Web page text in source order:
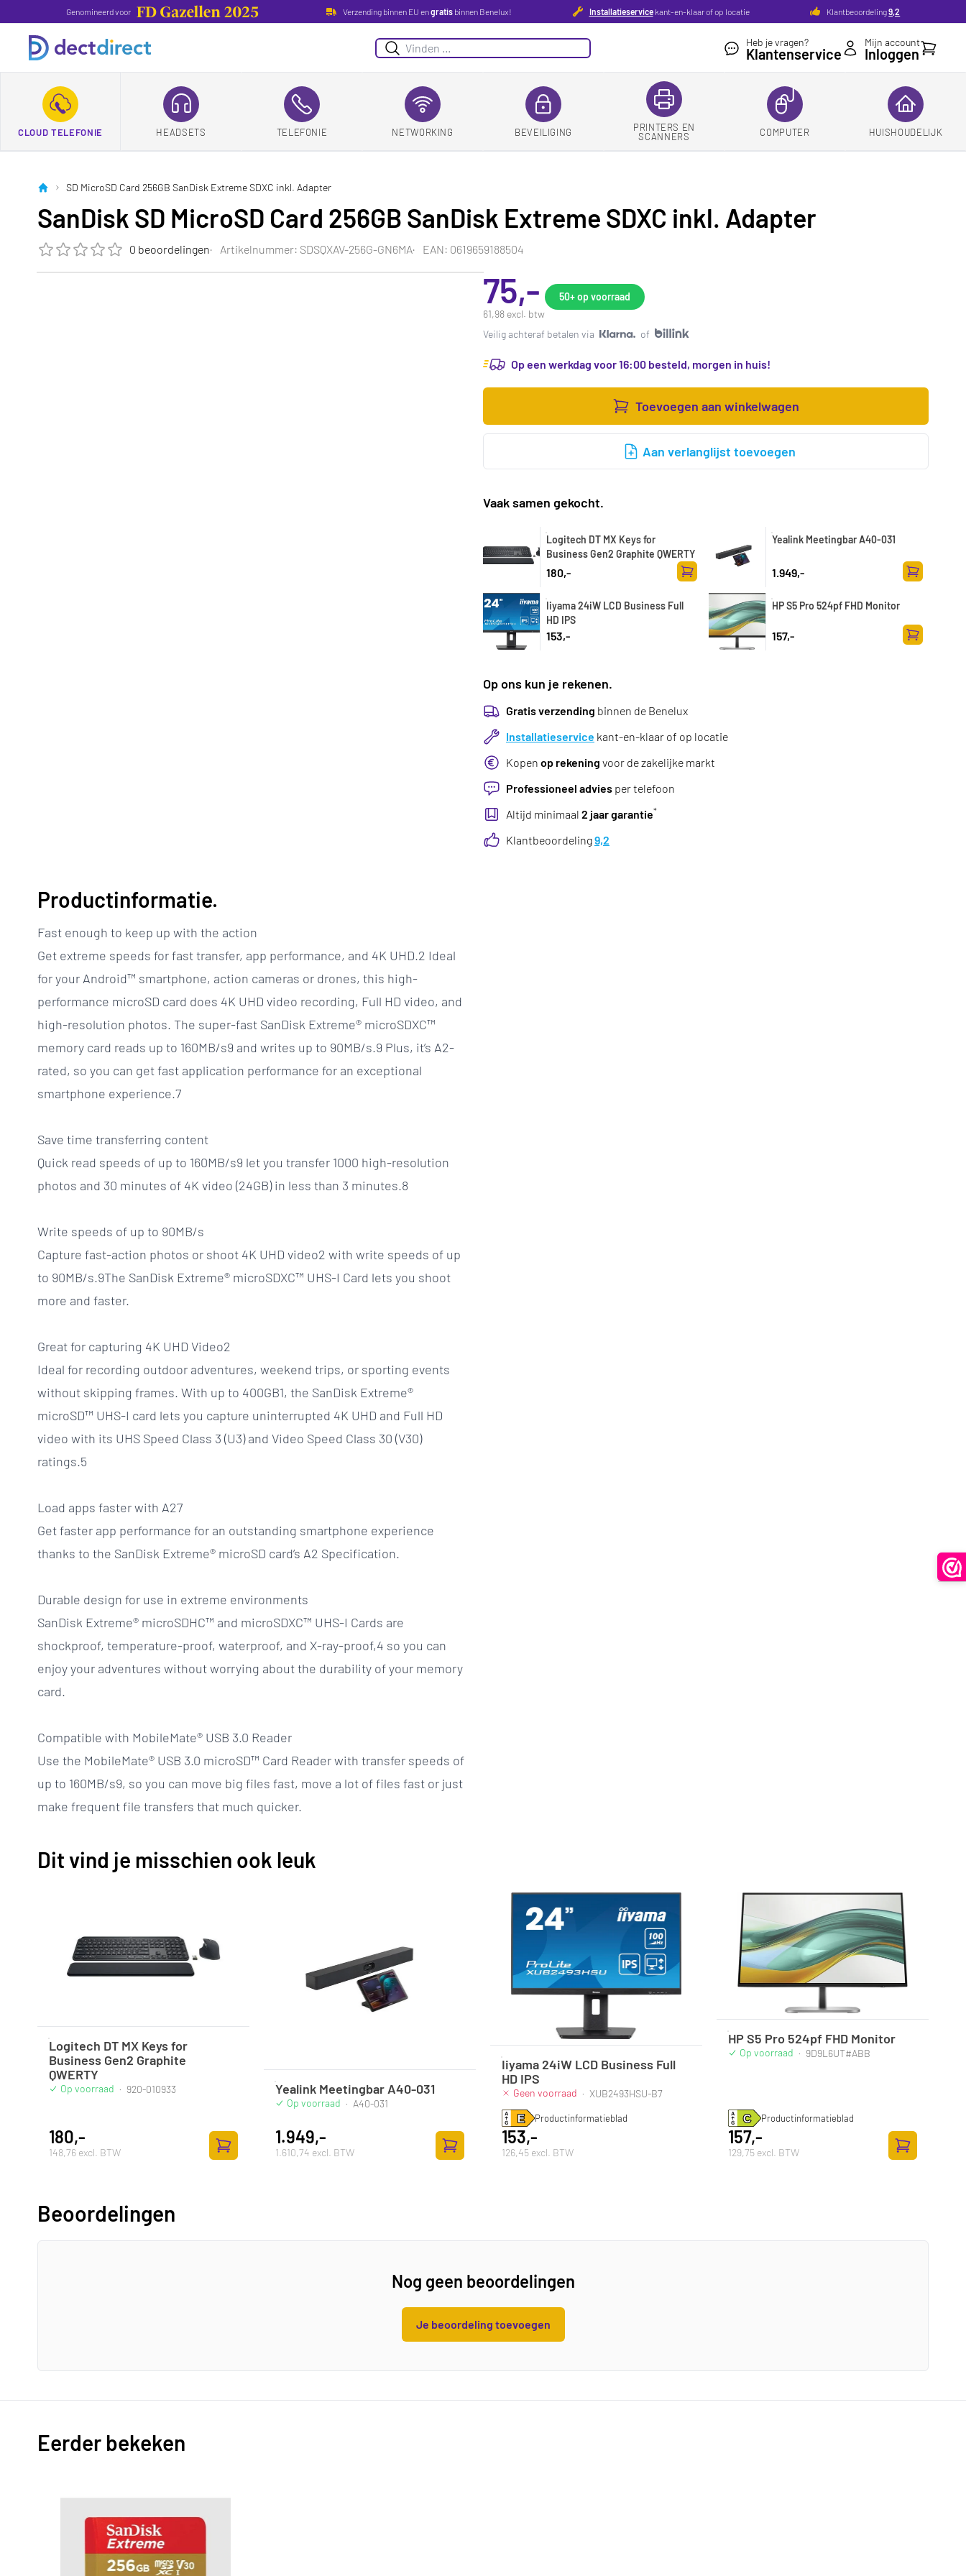
Genomineerd voor Verzending binnen EU engratisbinnen Benelux! Installatieservicekant-en-klaar of op locatie Klantbeoordeling9,2
Zoeken
Heb je vragen?
Klantenservice
Mijn account
Inloggen
CLOUD TELEFONIE HEADSETS TELEFONIE NETWORKING BEVEILIGING
PRINTERS EN
SCANNERS
COMPUTER HUISHOUDELIJK
SD MicroSD Card 256GB SanDisk Extreme SDXC inkl. Adapter
SanDisk SD MicroSD Card 256GB SanDisk Extreme SDXC inkl. Adapter
De beoordeling van dit product is0.0 van de 5
0 beoordelingen Artikelnummer: SDSQXAV-256G-GN6MA EAN: 0619659188504
75,-
61,98 excl. btw
50+op voorraad
Veilig achteraf betalen via of
Op een werkdag voor 16:00 besteld, morgen in huis!
Toevoegen aan winkelwagen
Aan verlanglijst toevoegen
Vaak samen gekocht.
Logitech DT MX Keys for
Business Gen2 Graphite QWERTY
180,-
Toevoegen aan winkelwagen
Yealink Meetingbar A40-031
1.949,-
Toevoegen
Iiyama 24iW LCD Business Full
HD IPS
153,-
HP S5 Pro 524pf FHD Monitor
157,-
Toevoegen
Op ons kun je rekenen.
Gratis verzending binnen de Benelux
Installatieservice kant-en-klaar of op locatie
Kopen op rekening voor de zakelijke markt
Professioneel advies per telefoon
Altijd minimaal 2 jaar garantie*
Klantbeoordeling9,2
Productinformatie.
Fast enough to keep up with the action
Get extreme speeds for fast transfer, app performance, and 4K UHD.2 Ideal
for your Android™ smartphone, action cameras or drones, this high-
performance microSD card does 4K UHD video recording, Full HD video, and
high-resolution photos. The super-fast SanDisk Extreme® microSDXC™
memory card reads up to 160MB/s9 and writes up to 90MB/s.9 Plus, it’s A2-
rated, so you can get fast application performance for an exceptional
smartphone experience.7
Save time transferring content
Quick read speeds of up to 160MB/s9 let you transfer 1000 high-resolution
photos and 30 minutes of 4K video (24GB) in less than 3 minutes.8
Write speeds of up to 90MB/s
Capture fast-action photos or shoot 4K UHD video2 with write speeds of up
to 90MB/s.9The SanDisk Extreme® microSDXC™ UHS-I Card lets you shoot
more and faster.
Great for capturing 4K UHD Video2
Ideal for recording outdoor adventures, weekend trips, or sporting events
without skipping frames. With up to 400GB1, the SanDisk Extreme®
microSD™ UHS-I card lets you capture uninterrupted 4K UHD and Full HD
video with its UHS Speed Class 3 (U3) and Video Speed Class 30 (V30)
ratings.5
Load apps faster with A27
Get faster app performance for an outstanding smartphone experience
thanks to the SanDisk Extreme® microSD card’s A2 Specification.
Durable design for use in extreme environments
SanDisk Extreme® microSDHC™ and microSDXC™ UHS-I Cards are
shockproof, temperature-proof, waterproof, and X-ray-proof,4 so you can
enjoy your adventures without worrying about the durability of your memory
card.
Compatible with MobileMate® USB 3.0 Reader
Use the MobileMate® USB 3.0 microSD™ Card Reader with transfer speeds of
up to 160MB/s9, so you can move big files fast, move a lot of files fast or just
make frequent file transfers that much quicker.
Dit vind je misschien ook leuk
Logitech DT MX Keys for
Business Gen2 Graphite
QWERTY
Op voorraad · 920-010933
180,-
148,76 excl. BTW
Toevoegen aan winkelwagen
Yealink Meetingbar A40-031
Op voorraad · A40-031
1.949,-
1.610,74 excl. BTW
Toevoegen aan winkelwagen
Iiyama 24iW LCD Business Full
HD IPS
Geen voorraad · XUB2493HSU-B7
Productinformatieblad
153,-
126,45 excl. BTW
HP S5 Pro 524pf FHD Monitor
Op voorraad · 9D9L6UT#ABB
Productinformatieblad
157,-
129,75 excl. BTW
Toevoegen
Beoordelingen
Nog geen beoordelingen
Je beoordeling toevoegen
Eerder bekeken